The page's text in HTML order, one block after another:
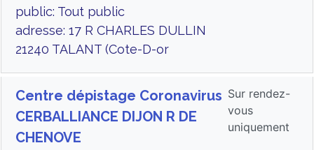
public: Tout public
adresse: 17 R CHARLES DULLIN
21240 TALANT (Cote-D-or
Centre dépistage Coronavirus
CERBALLIANCE DIJON R DE
CHENOVE
Sur rendez-
vous
uniquement